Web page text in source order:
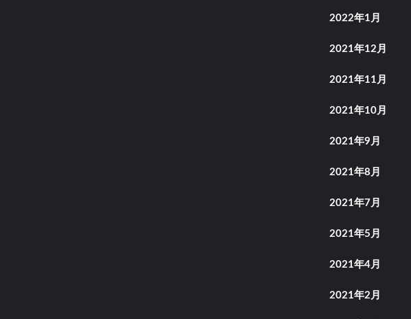
2022年1月
2021年12月
2021年11月
2021年10月
2021年9月
2021年8月
2021年7月
2021年5月
2021年4月
2021年2月